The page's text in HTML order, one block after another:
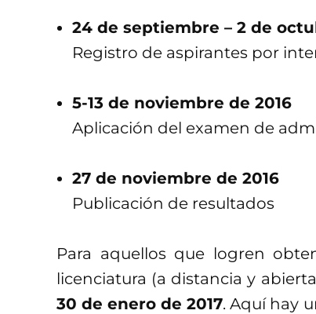
24 de septiembre – 2 de
Registro de aspirantes por
5-13 de noviembre de 2016
Aplicación del examen de
27 de noviembre de 2016
Publicación de resultados
Para aquellos que logren
licenciatura (a distancia y
30 de enero de 2017. Aquí hay